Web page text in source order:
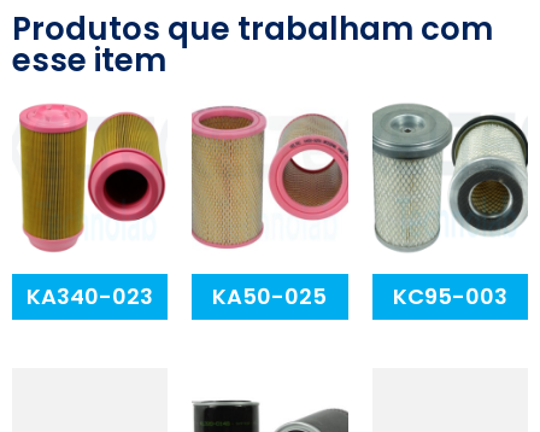
Produtos que trabalham com
esse item
KA340-023 KA50-025 KC95-003